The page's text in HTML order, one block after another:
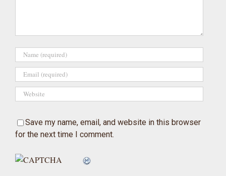
Save my name, email, and website in this browser
for the next time I comment.